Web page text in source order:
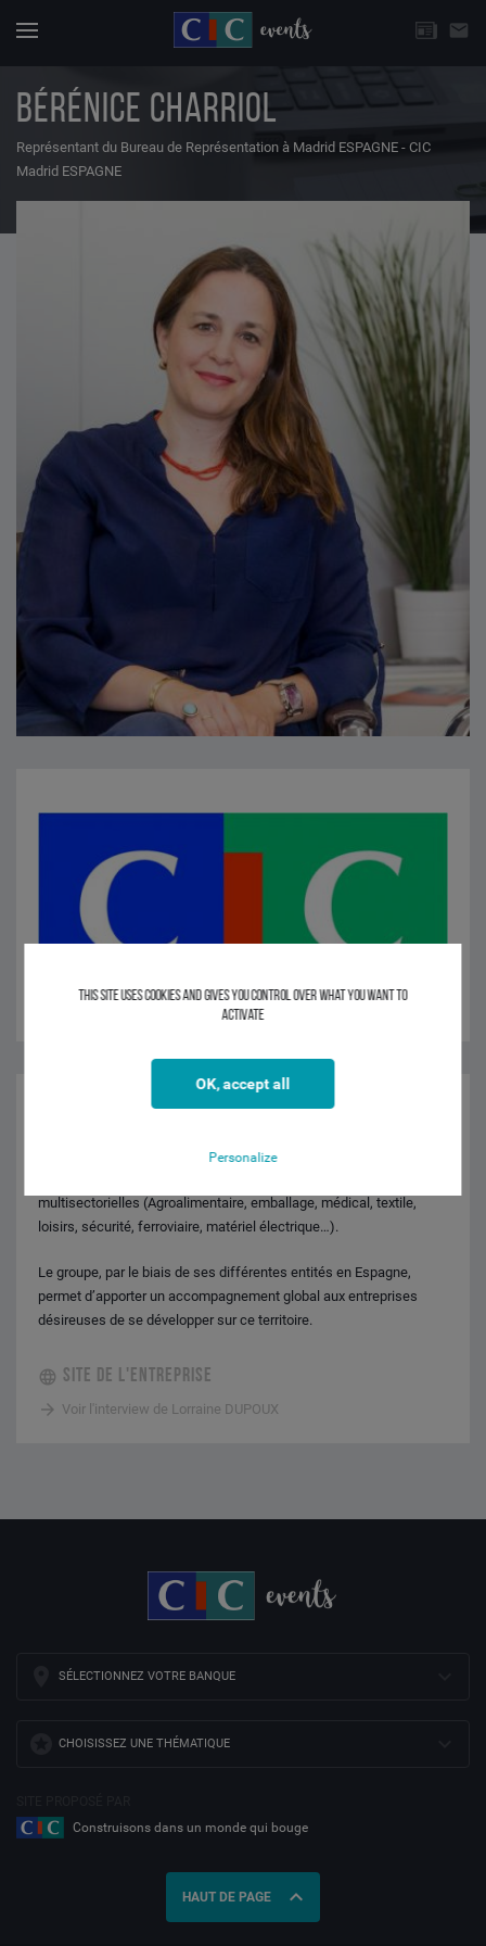
email
CHOISISSEZ UNE THÉMATIQUE
BÉRÉNICE CHARRIOL
Représentant du Bureau de Représentation à Madrid ESPAGNE - CIC
Madrid ESPAGNE
Le Bureau de Représentation du Groupe en Espagne, installé à
bilingues et biculturelles. Ses membres sont issus du milieu
multisectorielles (Agroalimentaire, emballage, médical, textile,
loisirs, sécurité, ferroviaire, matériel électrique…).
Le groupe, par le biais de ses différentes entités en Espagne,
permet d’apporter un accompagnement global aux entreprises
désireuses de se développer sur ce territoire.
SITE DE L'ENTREPRISE
Voir l'interview de Lorraine DUPOUX
SÉLECTIONNEZ VOTRE BANQUE
CHOISISSEZ UNE THÉMATIQUE
Construisons dans un monde qui bouge
HAUT DE PAGE expand_less
This site uses cookies and gives you control over what you want to
activate
OK, accept all
Personalize